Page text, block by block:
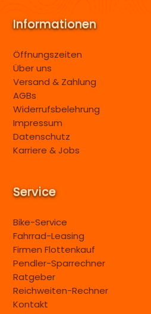
Informationen
Öffnungszeiten
Über uns
Versand & Zahlung
AGBs
Widerrufsbelehrung
Impressum
Datenschutz
Karriere & Jobs
Service
Bike-Service
Fahrrad-Leasing
Firmen Flottenkauf
Pendler-Sparrechner
Ratgeber
Reichweiten-Rechner
Kontakt